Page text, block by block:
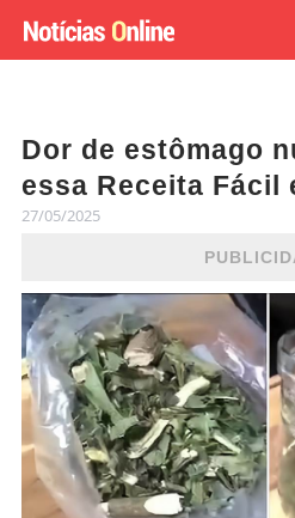
Dor de estômago
essa Receita Fácil
27/05/2025